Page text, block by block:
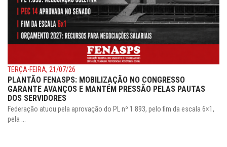
TERÇA-FEIRA, 21/07/26
PLANTÃO FENASPS: MOBILIZAÇÃO NO CONGRESSO
GARANTE AVANÇOS E MANTÉM PRESSÃO PELAS PAUTAS
DOS SERVIDORES
Federação atuou pela aprovação do PL nº 1.893, pelo fim da escala 6×1,
pela ...